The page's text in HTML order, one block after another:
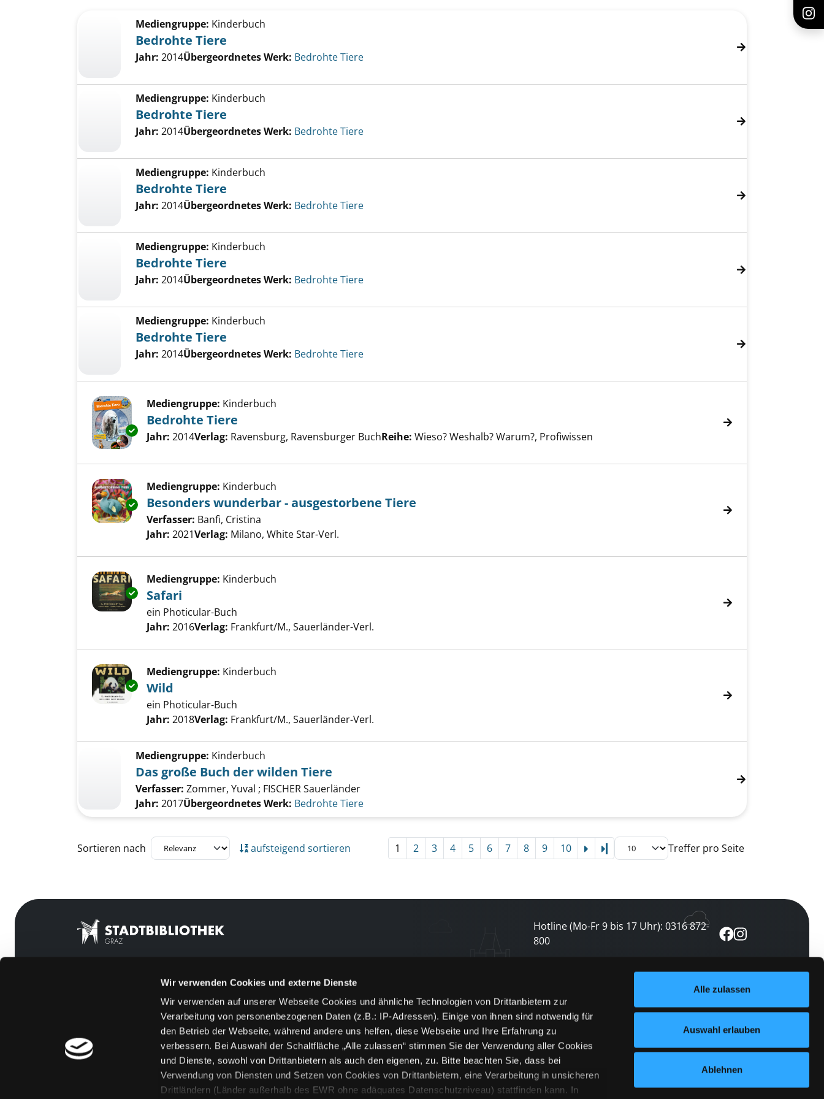
Wir verwenden Cookies und externe Dienste
Wir verwenden auf unserer Webseite Cookies und ähnliche Technologien von Drittanbietern zur
Verarbeitung von personenbezogenen Daten (z.B.: IP-Adressen). Einige von ihnen sind notwendig für
den Betrieb der Webseite, während andere uns helfen, diese Webseite und Ihre Erfahrung zu
verbessern. Bei Auswahl der Schaltfläche „Alle zulassen“ stimmen Sie der Verwendung aller Cookies
und Dienste, sowohl von Drittanbietern als auch den eigenen, zu. Bitte beachten Sie, dass bei
Verwendung von Diensten und Setzen von Cookies von Drittanbietern, eine Verarbeitung in unsicheren
Drittländern (Länder außerhalb des EWR ohne adäquates Datenschutzniveau) stattfinden kann. In
Alle zulassen
Auswahl erlauben
Ablehnen
Zu den Suchfiltern springen
Mediengruppe: Kinderbuch
Bedrohte Tiere
Jahr: 2014Übergeordnetes Werk: Bedrohte Tiere
Mediengruppe: Kinderbuch
Bedrohte Tiere
Jahr: 2014Übergeordnetes Werk: Bedrohte Tiere
Mediengruppe: Kinderbuch
Bedrohte Tiere
Jahr: 2014Übergeordnetes Werk: Bedrohte Tiere
Mediengruppe: Kinderbuch
Bedrohte Tiere
Jahr: 2014Übergeordnetes Werk: Bedrohte Tiere
Mediengruppe: Kinderbuch
Bedrohte Tiere
Jahr: 2014Übergeordnetes Werk: Bedrohte Tiere
Exemplar-Details von Bedrohte Tiere anzeigen
Mediengruppe: Kinderbuch
Bedrohte Tiere
Suche nach diesem Verfasser
Jahr: 2014Verlag: Ravensburg, Ravensburger BuchReihe: Wieso? Weshalb? Warum?, Profiwissen
Exemplar-Details von Besonders wunderbar - ausgestorbene Tiere anzeigen
Mediengruppe: Kinderbuch
Besonders wunderbar - ausgestorbene Tiere
Verfasser: Banfi, Cristina
Jahr: 2021Verlag: Milano, White Star-Verl.
Exemplar-Details von Safari anzeigen
Mediengruppe: Kinderbuch
Safari
ein Photicular-Buch
Suche nach diesem Verfasser
Jahr: 2016Verlag: Frankfurt/M., Sauerländer-Verl.
Exemplar-Details von Wild anzeigen
Mediengruppe: Kinderbuch
Wild
ein Photicular-Buch
Suche nach diesem Verfasser
Jahr: 2018Verlag: Frankfurt/M., Sauerländer-Verl.
Mediengruppe: Kinderbuch
Das große Buch der wilden Tiere
Verfasser: Zommer, Yuval ; FISCHER Sauerländer
Jahr: 2017Übergeordnetes Werk: Bedrohte Tiere
Zu den Suchfiltern springen
Sortieren nach aufsteigend sortieren 1 2 3 4 5 6 7 8 9 10 Letzte Seite Treffer pro Seite
Hotline (Mo-Fr 9 bis 17 Uhr): 0316 872-
800
[kju:b]
Feedback
Kontakt
Über uns
Jobs
Medienwunsch
FAQs
Newsletter abonnieren
und keine Veranstaltung verpassen
jetzt abonnieren